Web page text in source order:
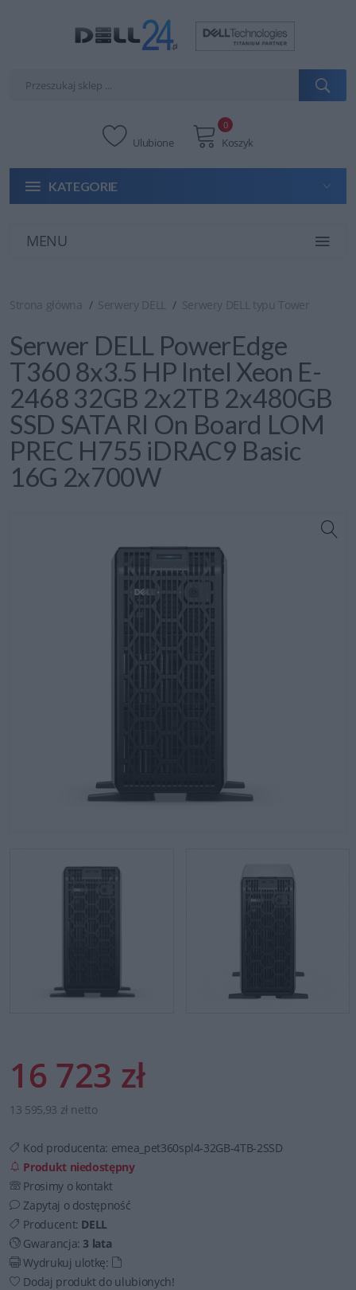
Ulubione Koszyk
0
KATEGORIE
MENU
Strona główna Serwery DELL Serwery DELL typu Tower
Serwer DELL PowerEdge
T360 8x3.5 HP Intel Xeon E-
2468 32GB 2x2TB 2x480GB
SSD SATA RI On Board LOM
PREC H755 iDRAC9 Basic
16G 2x700W
16 723 zł
13 595,93 zł netto
Kod producenta: emea_pet360spl4-32GB-4TB-2SSD
Produkt niedostępny
Prosimy o kontakt
Zapytaj o dostępność
Producent: DELL
Gwarancja:3 lata
Wydrukuj ulotkę:
Dodaj produkt do ulubionych!